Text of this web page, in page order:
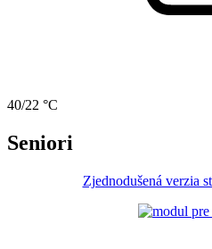
40/22 °C
Seniori
Zjednodušená verzia